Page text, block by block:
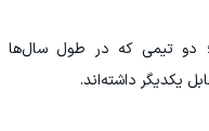
دو تیمی که در طول سال‌ها
یکدیگر داشته‌اند.